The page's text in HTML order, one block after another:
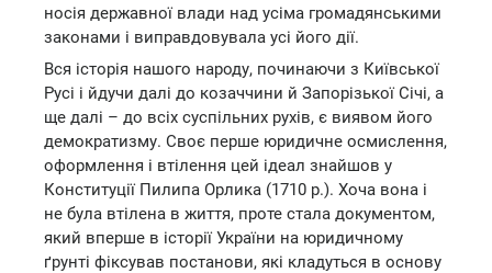
носія державної влади над усіма громадянськими
законами і виправдовувала усі його дії.
Вся історія нашого народу, починаючи з Київської
Русі і йдучи далі до козаччини й Запорізької Січі, а
ще далі – до всіх суспільних рухів, є виявом його
демократизму. Своє перше юридичне осмислення,
оформлення і втілення цей ідеал знайшов у
Конституції Пилипа Орлика (1710 р.). Хоча вона і
не була втілена в життя, проте стала документом,
який вперше в історії України на юридичному
ґрунті фіксував постанови, які кладуться в основу